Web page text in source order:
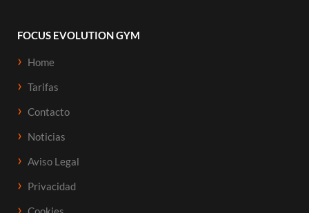
FOCUS EVOLUTION GYM
Home
Tarifas
Contacto
Noticias
Aviso Legal
Privacidad